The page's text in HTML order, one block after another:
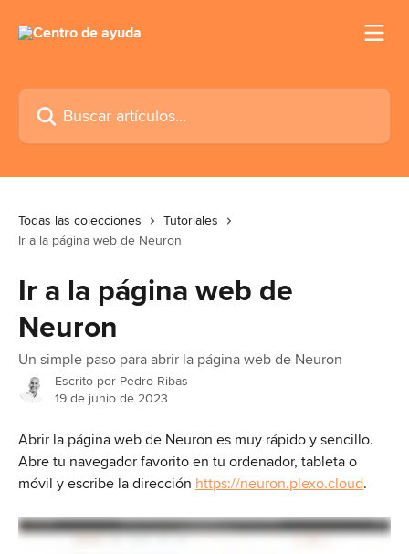
Buscar artículos...
Todas las colecciones
Tutoriales
Ir a la página web de Neuron
Ir a la página web de
Neuron
Un simple paso para abrir la página web de Neuron
Escrito por Pedro Ribas
19 de junio de 2023
Abrir la página web de Neuron es muy rápido y sencillo.
Abre tu navegador favorito en tu ordenador, tableta o
móvil y escribe la dirección https://neuron.plexo.cloud.